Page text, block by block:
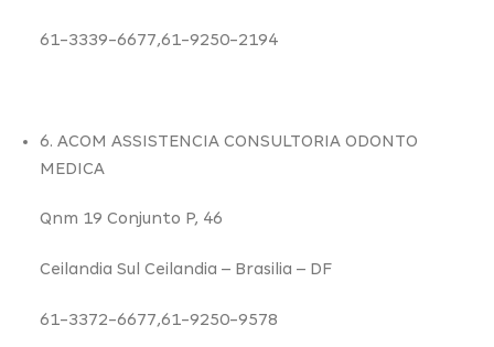
61-3339-6677,61-9250-2194
6. ACOM ASSISTENCIA CONSULTORIA ODONTO
MEDICA
Qnm 19 Conjunto P, 46
Ceilandia Sul Ceilandia – Brasilia – DF
61-3372-6677,61-9250-9578